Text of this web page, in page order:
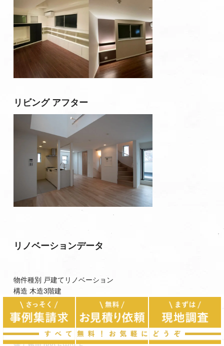
リビング アフター
リノベーションデータ
物件種別 戸建てリノベーション
構造 木造3階建
築年月 2011年
間取り4LDK→4LDK
専有面積 90.2㎡
家族構成 ご夫婦＋お子様